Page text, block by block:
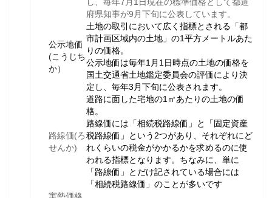
府県知事が9月下旬に公表しています。
公示地価
(こうじち
か）
土地の取引において広く指標とされる「都
市計画区域内の土地」の1平方メートルあた
りの価格。
公示地価は毎年1月1日時点の土地の価格を
国土交通省土地鑑定委員会の評価により決
定し、毎年3月下旬に公表されます。
路線価(ろ
せんか)
道路に面した宅地の1㎡あたりの土地の価
格。
路線価には「相続税路線価」と「固定資産
税路線価」という2つがあり、それぞれにど
れくらいの税金がかかるかを求めるのに使
われる指標となります。ちなみに、単に
「路線価」とだけ記されている場合には
「相続税路線価」のことが多いです